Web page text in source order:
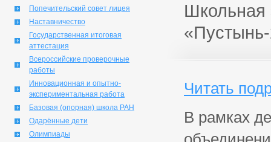
Попечительский совет лицея
Наставничество
Государственная итоговая
аттестация
Всероссийские проверочные
работы
Инновационная и опытно-
экспериментальная работа
Базовая (опорная) школа РАН
Одарённые дети
Олимпиады
Школьная
Читать
В рамках